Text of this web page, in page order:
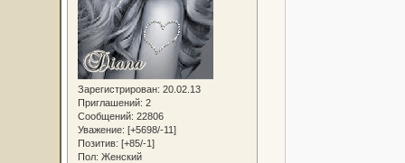
Зарегистрирован: 20.02.13
Приглашений: 2
Сообщений: 22806
Уважение: [+5698/-11]
Позитив: [+85/-1]
Пол: Женский